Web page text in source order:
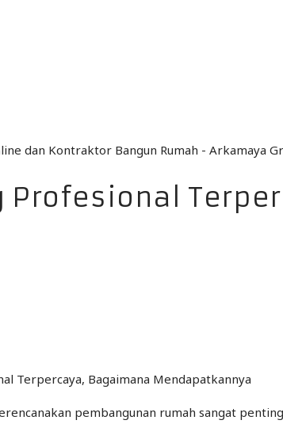
Profesional
pembangunan rumah sangat